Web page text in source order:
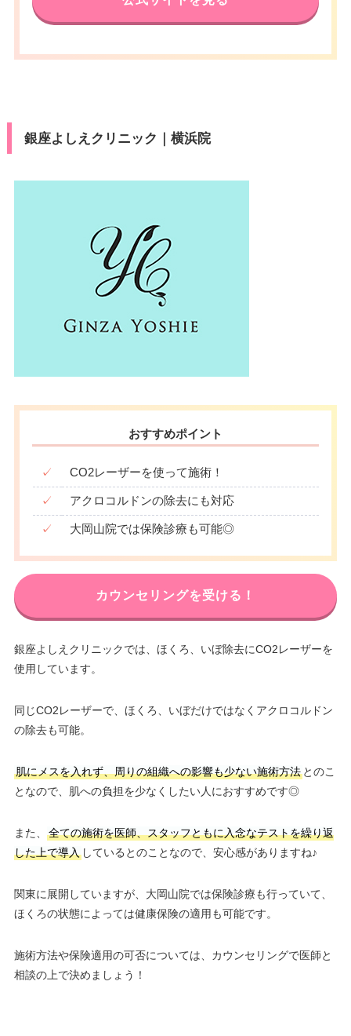
銀座よしえクリニック｜横浜院
おすすめポイント
✓ CO2レーザーを使って施術！
✓ アクロコルドンの除去にも対応
✓ 大岡山院では保険診療も可能◎
カウンセリングを受ける！
銀座よしえクリニックでは、ほくろ、いぼ除去にCO2レーザーを
使用しています。
同じCO2レーザーで、ほくろ、いぼだけではなくアクロコルドン
の除去も可能。
肌にメスを入れず、周りの組織への影響も少ない施術方法とのこ
となので、肌への負担を少なくしたい人におすすめです◎
また、
全ての施術を医師、スタッフともに入念なテストを繰り返
した上で導入しているとのことなので、安心感がありますね♪
関東に展開していますが、大岡山院では保険診療も行っていて、
ほくろの状態によっては健康保険の適用も可能です。
施術方法や保険適用の可否については、カウンセリングで医師と
相談の上で決めましょう！